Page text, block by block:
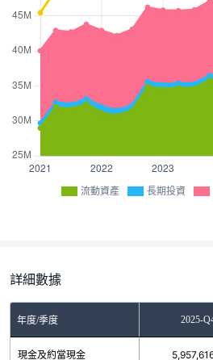
流動資產 長期投資
詳細數據
年度/季度2025-Q3 2025-
現金及約當現金
6,122,445